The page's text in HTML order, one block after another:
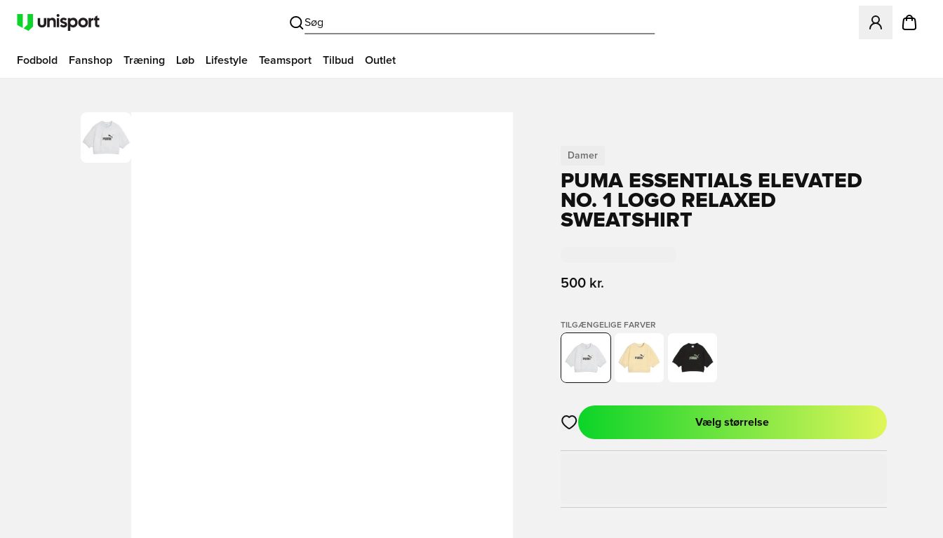
Søg
Åbner en
Fodbold Fanshop Træning Løb Lifestyle Teamsport Tilbud Outlet
Damer
PUMA ESSENTIALS ELEVATED
NO. 1 LOGO RELAXED
SWEATSHIRT
500 kr.
TILGÆNGELIGE FARVER
Åbner en Modal til at logge ind eller tilmelde dig som medlem
Vælg størrelse